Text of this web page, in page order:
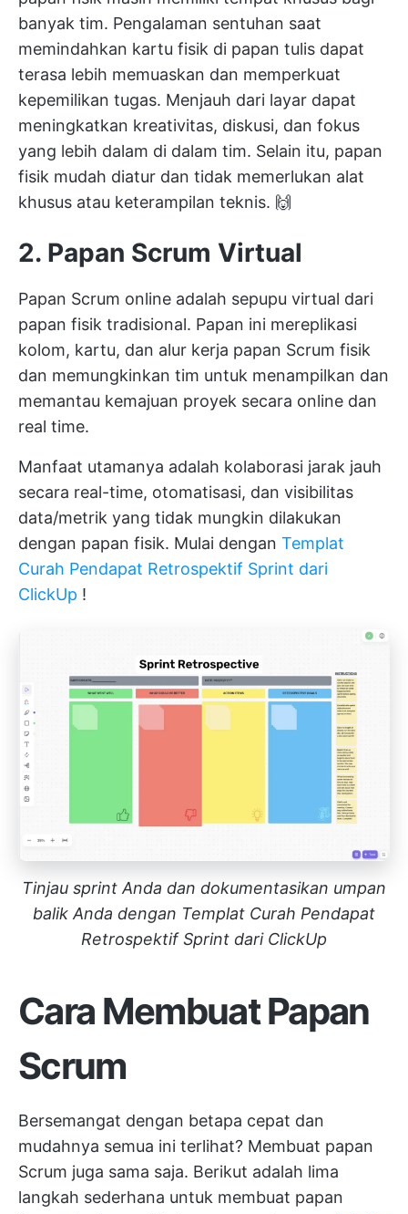
banyak tim. Pengalaman sentuhan saat
memindahkan kartu fisik di papan tulis dapat
terasa lebih memuaskan dan memperkuat
kepemilikan tugas. Menjauh dari layar dapat
meningkatkan kreativitas, diskusi, dan fokus
yang lebih dalam di dalam tim. Selain itu, papan
fisik mudah diatur dan tidak memerlukan alat
khusus atau keterampilan teknis. 🙌
2. Papan Scrum Virtual
Papan Scrum online adalah sepupu virtual dari
papan fisik tradisional. Papan ini mereplikasi
kolom, kartu, dan alur kerja papan Scrum fisik
dan memungkinkan tim untuk menampilkan dan
memantau kemajuan proyek secara online dan
real time.
Manfaat utamanya adalah kolaborasi jarak jauh
secara real-time, otomatisasi, dan visibilitas
data/metrik yang tidak mungkin dilakukan
dengan papan fisik. Mulai dengan Templat
Curah Pendapat Retrospektif Sprint dari
ClickUp !
Tinjau sprint Anda dan dokumentasikan umpan
balik Anda dengan Templat Curah Pendapat
Retrospektif Sprint dari ClickUp
Cara Membuat Papan
Scrum
Bersemangat dengan betapa cepat dan
mudahnya semua ini terlihat? Membuat papan
Scrum juga sama saja. Berikut adalah lima
langkah sederhana untuk membuat papan